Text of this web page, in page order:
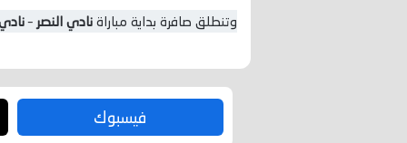
وتنطلق صافرة بداية مباراةنادي النصر –
فيسبوك